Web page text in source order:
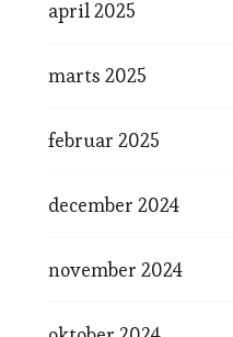
april 2025
marts 2025
februar 2025
december 2024
november 2024